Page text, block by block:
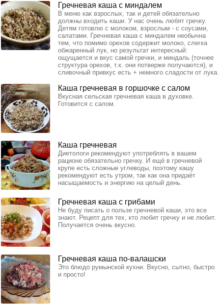
Гречневая каша с миндалем
В меню как взрослых, так и детей обязательно
должны входить каши. У нас очень любят гречку.
Детям готовлю с молоком, взрослым - с соусами,
салатами. Гречневая каша с миндалем необычна
тем, что помимо орехов содержит молоко, слегка
обжаренный лук, но результат интересный:
ощущается и вкус самой гречки, и миндаль (точнее
структура орехов, т.к. они потверже получаются), и
сливочный привкус есть + немного сладости от лука.
Каша гречневая в горшочке с салом
Вкусная сельская гречневая каша в духовке.
Готовится с салом.
Каша гречневая
Диетологи рекомендуют употреблять в вашем
рационе обязательно гречку. И ещё в гречневой
крупе есть сложные углеводы, поэтому кашу
рекомендуют есть утром, так как она придаёт
насыщаемость и энергию на целый день.
Гречневая каша с грибами
Не буду писать о пользе гречневой каши, это все
знают. Рецепт для тех, кто любит гречку и не любит.
Получается очень вкусно.
Гречневая каша по-валашски
Это блюдо румынской кухни. Вкусно, сытно, быстро
и просто!